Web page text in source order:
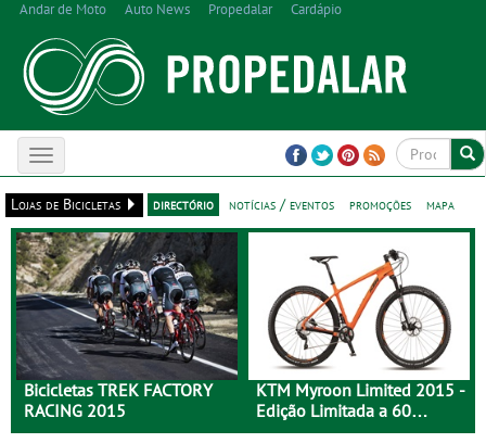
Andar de Moto Auto News Propedalar Cardápio
Toggle
navigation
Lojas de Bicicletas
directório notícias / eventos promoções mapa
Bicicletas TREK FACTORY
RACING 2015
KTM Myroon Limited 2015 -
Edição Limitada a 60
Unidades